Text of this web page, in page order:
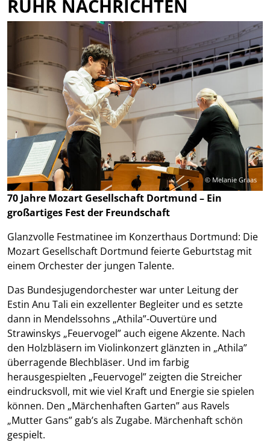
RUHR NACHRICHTEN
© Melanie Graas
70 Jahre Mozart Gesellschaft Dortmund – Ein
großartiges Fest der Freundschaft
Glanzvolle Festmatinee im Konzerthaus Dortmund: Die
Mozart Gesellschaft Dortmund feierte Geburtstag mit
einem Orchester der jungen Talente.
Das Bundesjugendorchester war unter Leitung der
Estin Anu Tali ein exzellenter Begleiter und es setzte
dann in Mendelssohns „Athila”-Ouvertüre und
Strawinskys „Feuervogel” auch eigene Akzente. Nach
den Holzbläsern im Violinkonzert glänzten in „Athila”
überragende Blechbläser. Und im farbig
herausgespielten „Feuervogel” zeigten die Streicher
eindrucksvoll, mit wie viel Kraft und Energie sie spielen
können. Den „Märchenhaften Garten” aus Ravels
„Mutter Gans” gab’s als Zugabe. Märchenhaft schön
gespielt.